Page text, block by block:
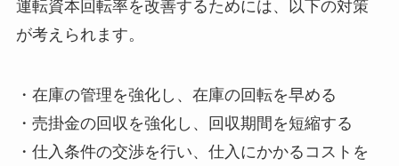
運転資本回転率を改善するためには、以下の対策
が考えられます。
・在庫の管理を強化し、在庫の回転を早める
・売掛金の回収を強化し、回収期間を短縮する
・仕入条件の交渉を行い、仕入にかかるコストを